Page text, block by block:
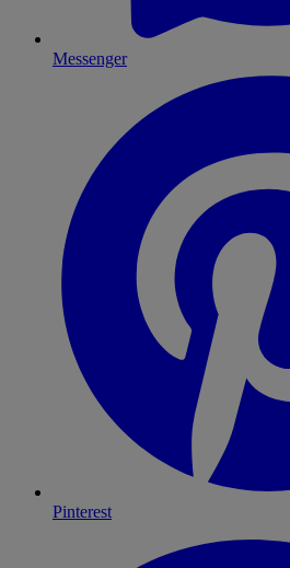
Messenger
Pinterest